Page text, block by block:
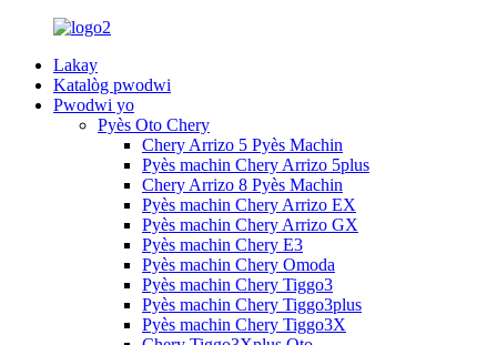
Lakay
Katalòg pwodwi
Pwodwi yo
Pyès Oto Chery
Chery Arrizo 5 Pyès Machin
Pyès machin Chery Arrizo 5plus
Chery Arrizo 8 Pyès Machin
Pyès machin Chery Arrizo EX
Pyès machin Chery Arrizo GX
Pyès machin Chery E3
Pyès machin Chery Omoda
Pyès machin Chery Tiggo3
Pyès machin Chery Tiggo3plus
Pyès machin Chery Tiggo3X